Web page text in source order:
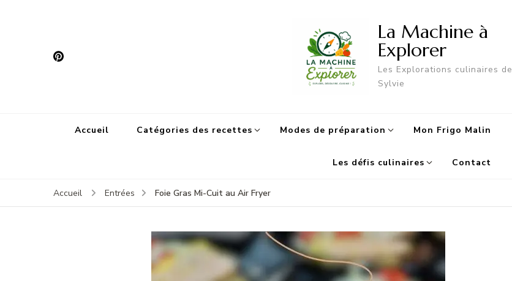
La Machine à
Explorer
Les Explorations culinaires de
Sylvie
Accueil Catégories des recettes Modes de préparation Mon Frigo Malin
Les défis culinaires Contact
Accueil Entrées Foie Gras Mi-Cuit au Air Fryer